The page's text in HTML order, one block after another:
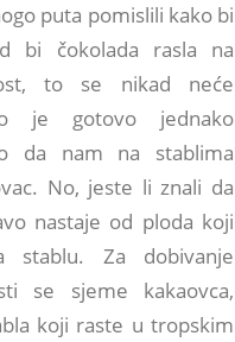
puta pomislili kako bi
bi čokolada rasla na
to se nikad neće
je gotovo jednako
da nam na stablima
No, jeste li znali da
nastaje od ploda koji
stablu. Za dobivanje
se sjeme kakaovca,
koji raste u tropskim